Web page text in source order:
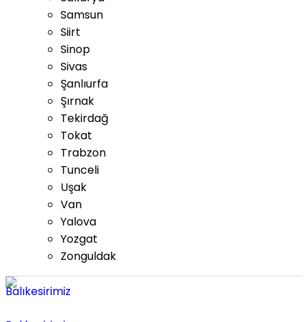
Samsun
Siirt
Sinop
Sivas
Şanlıurfa
Şırnak
Tekirdağ
Tokat
Trabzon
Tunceli
Uşak
Van
Yalova
Yozgat
Zonguldak